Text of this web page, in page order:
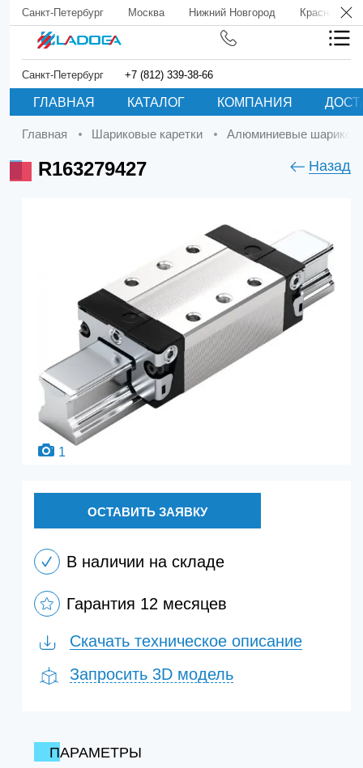
Санкт-Петербург Москва Нижний Новгород Краснодар
Санкт-Петербург +7 (812) 339-38-66
ГЛАВНАЯ КАТАЛОГ КОМПАНИЯ
Главная Шариковые каретки Алюминиевые
R163279427 Назад
1
ОСТАВИТЬ ЗАЯВКУ
В наличии на складе
Гарантия 12 месяцев
Скачать техническое описание
Запросить 3D модель
ПАРАМЕТРЫ